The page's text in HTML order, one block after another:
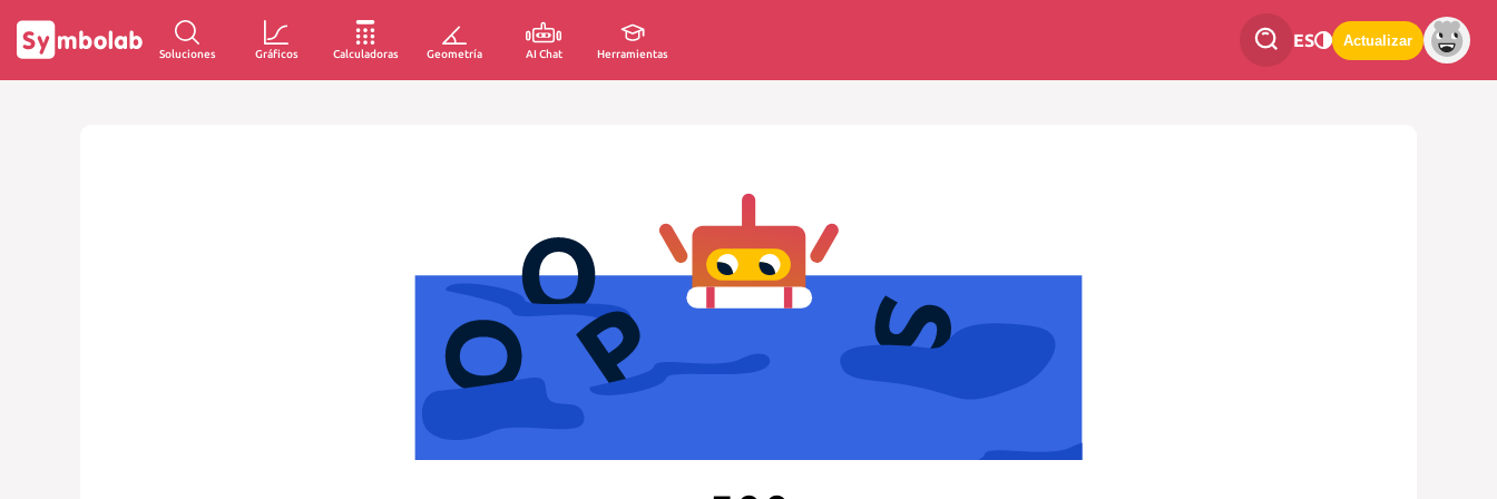
Soluciones Gráficos Calculadoras Geometría AI Chat Herramientas
ES Actualizar